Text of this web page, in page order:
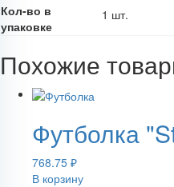
Кол-во в
упаковке
1 шт.
Похожие
Футболка
768.75 ₽
В корзину